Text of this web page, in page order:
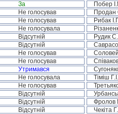
За Побер
Не голосував
Не голосував Рибак
Не голосувала
Відсутній Рудик
Відсутній
Не голосував
Не голосував
Утримався
Не голосувала Тіміш Г.І.
Не голосував
Відсутній
Відсутній Фролов
Відсутній Чекіта